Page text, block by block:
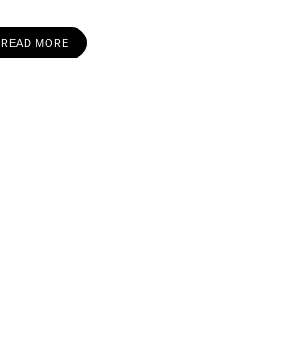
READ MORE